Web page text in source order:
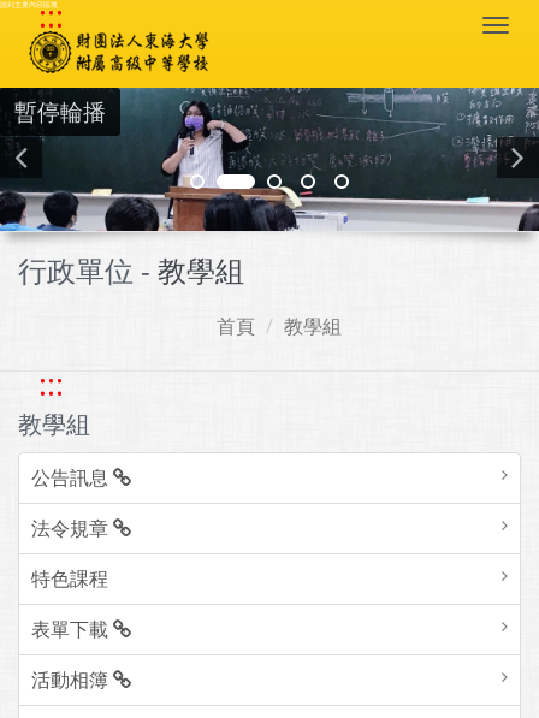
跳到主要內容區塊
:::
暫停輪播
行政單位 - 教學組
首頁 教學組
:::
教學組
公告訊息
法令規章
特色課程
表單下載
活動相簿